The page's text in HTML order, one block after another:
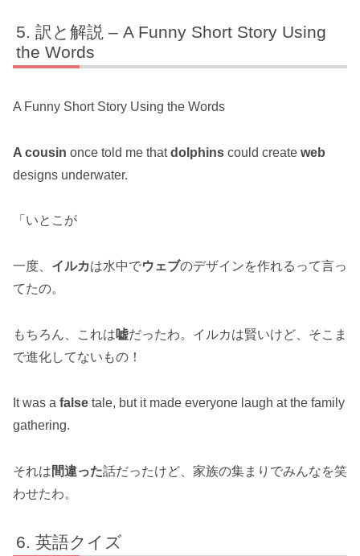
訳と解説 – A Funny Short Story Using
the Words
A Funny Short Story Using the Words
A cousin once told me thatdolphins could create web
designs underwater.
「いとこが
一度、 イルカは水中でウェブのデザインを作れるって言っ
てたの。
もちろん、これは嘘だったわ。イルカは賢いけど、そこま
で進化してないもの！
It was a false tale, but it made everyone laugh at the family
gathering.
それは間違った話だったけど、家族の集まりでみんなを笑
わせたわ。
英語クイズ